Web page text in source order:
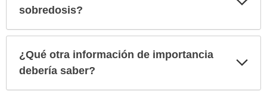
sobredosis?
¿Qué otra información de importancia
debería saber?